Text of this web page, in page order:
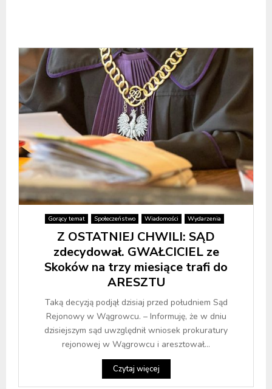
Gorący temat Społeczeństwo Wiadomości Wydarzenia
Z OSTATNIEJ CHWILI: SĄD
zdecydował. GWAŁCICIEL ze
Skoków na trzy miesiące trafi do
ARESZTU
Taką decyzją podjął dzisiaj przed południem Sąd
Rejonowy w Wągrowcu. – Informuję, że w dniu
dzisiejszym sąd uwzględnił wniosek prokuratury
rejonowej w Wągrowcu i aresztował...
Czytaj więcej